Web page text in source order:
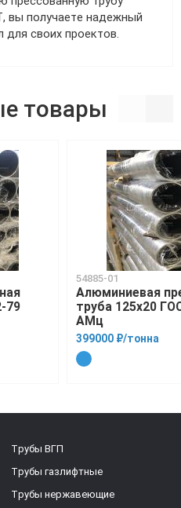
вы получаете надежный
для своих проектов.
товары
79
54885-01
Алюминиевая
труба 125х20
АМц
399000 ₽/тонна
Трубы ВГП
Трубы газлифтные
Трубы нержавеющие